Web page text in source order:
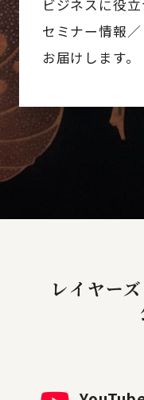
ビジネスに役
セミナー情報
お届けします。
レイヤー